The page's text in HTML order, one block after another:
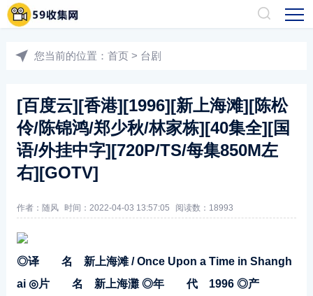
您当前的位置： 首页 > 台剧
[百度云][香港][1996][新上海滩][陈松
伶/陈锦鸿/郑少秋/林家栋][40集全][国
语/外挂中字][720P/TS/每集850M左
右][GOTV]
作者：随风 时间：2022-04-03 13:57:05 阅读数： 18993
◎译 名 新上海滩 / Once Upon a Time in Shangh
ai ◎片 名 新上海灘 ◎年 代 1996 ◎产